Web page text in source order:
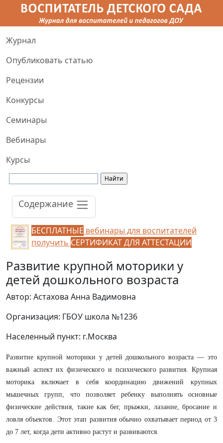
Журнал
Опубликовать статью
Рецензии
Конкурсы
Семинары
Вебинары
Курсы
Содержание
БЕСПЛАТНЫЕ вебинары для воспитателей
получить СЕРТИФИКАТ ДЛЯ АТТЕСТАЦИИ
Развитие крупной моторики у
детей дошкольного возраста
Автор: Астахова Анна Вадимовна
Организация: ГБОУ школа №1236
Населенный пункт: г.Москва
Развитие крупной моторики у детей дошкольного возраста — это
важный аспект их физического и психического развития. Крупная
моторика включает в себя координацию движений крупных
мышечных групп, что позволяет ребенку выполнять основные
физические действия, такие как бег, прыжки, лазание, бросание и
ловля объектов. Этот этап развития обычно охватывает период от 3
до 7 лет, когда дети активно растут и развиваются.